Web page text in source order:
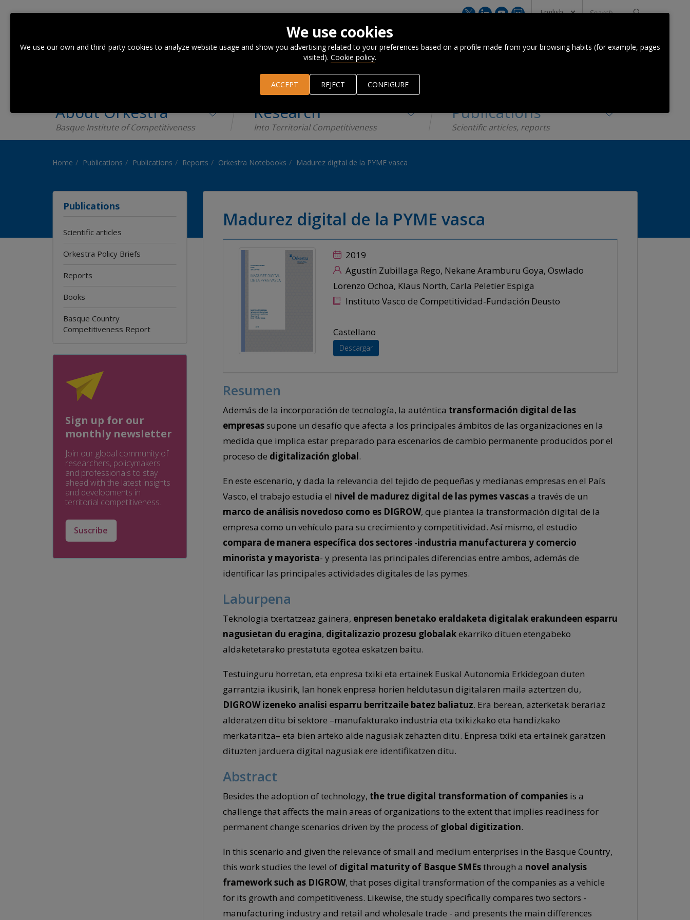
...
CONTACT US
About Orkestra
Basque Institute of Competitiveness
Research
Into Territorial Competitiveness
Publications
Scientific articles, reports
Home Publications Publications Reports Orkestra Notebooks Madurez digital de la PYME vasca
Madurez digital de la PYME vasca
2019
Agustín Zubillaga Rego, Nekane Aramburu Goya, Oswlado
Lorenzo Ochoa, Klaus North, Carla Peletier Espiga
Instituto Vasco de Competitividad-Fundación Deusto
Castellano
Descargar
Resumen
Además de la incorporación de tecnología, la auténtica transformación digital de las
empresassupone un desafío que afecta a los principales ámbitos de las organizaciones en la
medida que implica estar preparado para escenarios de cambio permanente producidos por el
proceso de digitalización global.
En este escenario, y dada la relevancia del tejido de pequeñas y medianas empresas en el País
Vasco, el trabajo estudia el nivel de madurez digital de las pymes vascasa través de un
marco de análisis novedoso como es DIGROW, que plantea la transformación digital de la
empresa como un vehículo para su crecimiento y competitividad. Así mismo, el estudio
compara de manera específica dos sectores-industria manufacturera y comercio
minorista y mayorista- y presenta las principales diferencias entre ambos, además de
identificar las principales actividades digitales de las pymes.
Laburpena
Teknologia txertatzeaz gainera, enpresen benetako eraldaketa digitalak erakundeen esparru
nagusietan du eragina, digitalizazio prozesu globalakekarriko dituen etengabeko
aldaketetarako prestatuta egotea eskatzen baitu.
Testuinguru horretan, eta enpresa txiki eta ertainek Euskal Autonomia Erkidegoan duten
garrantzia ikusirik, lan honek enpresa horien heldutasun digitalaren maila aztertzen du,
DIGROW izeneko analisi esparru berritzaile batez baliatuz. Era berean, azterketak berariaz
alderatzen ditu bi sektore –manufakturako industria eta txikizkako eta handizkako
merkataritza– eta bien arteko alde nagusiak zehazten ditu. Enpresa txiki eta ertainek garatzen
dituzten jarduera digital nagusiak ere identifikatzen ditu.
Abstract
Besides the adoption of technology, the true digital transformation of companiesis a
challenge that affects the main areas of organizations to the extent that implies readiness for
permanent change scenarios driven by the process of global digitization.
In this scenario and given the relevance of small and medium enterprises in the Basque Country,
this work studies the level of digital maturity of Basque SMEsthrough a novel analysis
framework such as DIGROW, that poses digital transformation of the companies as a vehicle
for its growth and competitiveness. Likewise, the study specifically compares two sectors -
manufacturing industry and retail and wholesale trade - and presents the main differences
Publications
Scientific articles
Orkestra Policy Briefs
Reports
Books
Basque Country
Competitiveness Report
Sign up for our
monthly newsletter
Join our global community of
researchers, policymakers
and professionals to stay
ahead with the latest insights
and developments in
territorial competitiveness.
Suscribe
We use cookies
We use our own and third-party cookies to analyze website usage and show you advertising related to your preferences based on a profile made from your browsing habits (for example, pages
visited). Cookie policy.
CONFIGURE
REJECT
ACCEPT